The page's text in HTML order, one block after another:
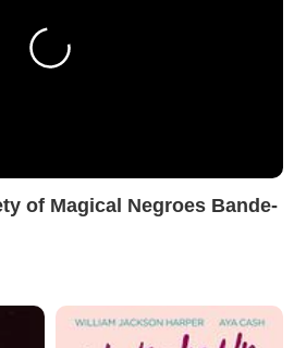
of Magical Negroes Bande-